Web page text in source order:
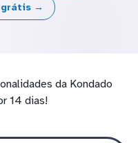
grátis →
da Kondado
14 dias!